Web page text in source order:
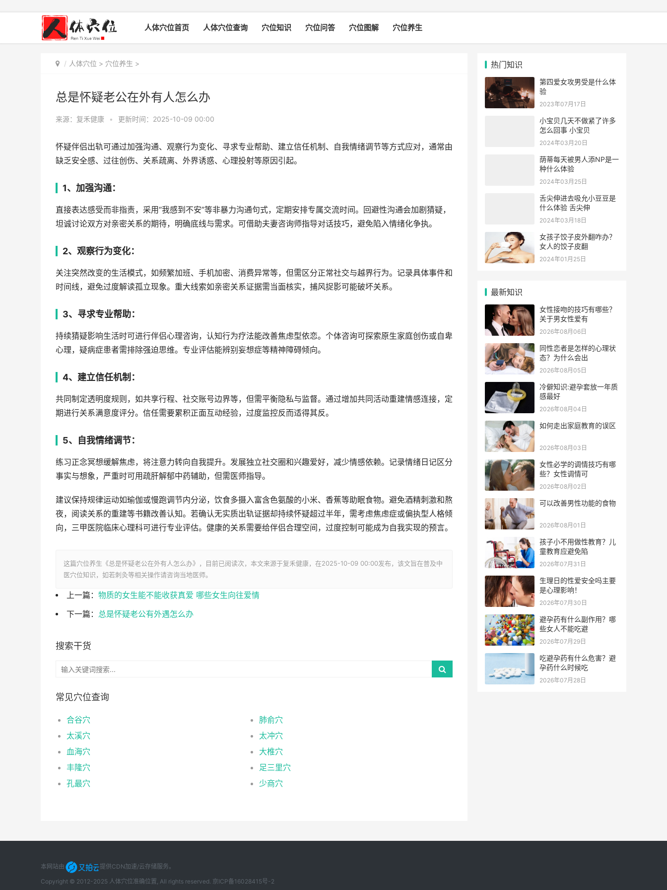
人体穴位首页 人体穴位查询 穴位知识 穴位问答 穴位图解 穴位养生
人体穴位 > 穴位养生 >
总是怀疑老公在外有人怎么办
来源：复禾健康 • 更新时间：2025-10-09 00:00
怀疑伴侣出轨可通过加强沟通、观察行为变化、寻求专业帮助、建立信任机制、自我情绪调节等方式应对，通常由
缺乏安全感、过往创伤、关系疏离、外界诱惑、心理投射等原因引起。
1、加强沟通：
直接表达感受而非指责，采用“我感到不安”等非暴力沟通句式，定期安排专属交流时间。回避性沟通会加剧猜疑，
坦诚讨论双方对亲密关系的期待，明确底线与需求。可借助夫妻咨询师指导对话技巧，避免陷入情绪化争执。
2、观察行为变化：
关注突然改变的生活模式，如频繁加班、手机加密、消费异常等，但需区分正常社交与越界行为。记录具体事件和
时间线，避免过度解读孤立现象。重大线索如亲密关系证据需当面核实，捕风捉影可能破坏关系。
3、寻求专业帮助：
持续猜疑影响生活时可进行伴侣心理咨询，认知行为疗法能改善焦虑型依恋。个体咨询可探索原生家庭创伤或自卑
心理，疑病症患者需排除强迫思维。专业评估能辨别妄想症等精神障碍倾向。
4、建立信任机制：
共同制定透明度规则，如共享行程、社交账号边界等，但需平衡隐私与监督。通过增加共同活动重建情感连接，定
期进行关系满意度评分。信任需要累积正面互动经验，过度监控反而适得其反。
5、自我情绪调节：
练习正念冥想缓解焦虑，将注意力转向自我提升。发展独立社交圈和兴趣爱好，减少情感依赖。记录情绪日记区分
事实与想象，严重时可用疏肝解郁中药辅助，但需医师指导。
建议保持规律运动如瑜伽或慢跑调节内分泌，饮食多摄入富含色氨酸的小米、香蕉等助眠食物。避免酒精刺激和熬
夜，阅读关系的重建等书籍改善认知。若确认无实质出轨证据却持续怀疑超过半年，需考虑焦虑症或偏执型人格倾
向，三甲医院临床心理科可进行专业评估。健康的关系需要给伴侣合理空间，过度控制可能成为自我实现的预言。
这篇穴位养生《总是怀疑老公在外有人怎么办》，目前已阅读次，本文来源于复禾健康，在2025-10-09 00:00发布，该文旨在普及中
医穴位知识，如若刺灸等相关操作请咨询当地医师。
上一篇： 物质的女生能不能收获真爱 哪些女生向往爱情
下一篇： 总是怀疑老公有外遇怎么办
搜索干货
常见穴位查询
合谷穴
肺俞穴
太溪穴
太冲穴
血海穴
大椎穴
丰隆穴
足三里穴
孔最穴
少商穴
热门知识
第四爱女攻男受是什么体
验
2023年07月17日
小宝贝几天不做紧了许多
怎么回事 小宝贝
2024年03月20日
荫蒂每天被男人添NP是一
种什么体验
2024年03月25日
舌尖伸进去吸允小豆豆是
什么体验 舌尖伸
2024年03月18日
女孩子饺子皮外翻咋办？
女人的饺子皮翻
2024年01月25日
最新知识
女性接吻的技巧有哪些？
关于男女性爱有
2026年08月06日
同性恋者是怎样的心理状
态？为什么会出
2026年08月05日
冷僻知识:避孕套放一年质
感最好
2026年08月04日
如何走出家庭教育的误区
2026年08月03日
女性必学的调情技巧有哪
些？女性调情可
2026年08月02日
可以改善男性功能的食物
2026年08月01日
孩子小不用做性教育？儿
童教育应避免陷
2026年07月31日
生理日的性爱安全吗主要
是心理影响！
2026年07月30日
避孕药有什么副作用？哪
些女人不能吃避
2026年07月29日
吃避孕药有什么危害？避
孕药什么时候吃
2026年07月28日
本网站由 提供CDN加速/云存储服务。
Copyright © 2012-2025 人体穴位准确位置, All rights reserved. 京ICP备16028415号-2